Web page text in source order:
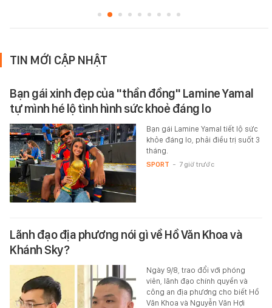
TIN MỚI CẬP NHẬT
Bạn gái xinh đẹp của "thần đồng" Lamine Yamal
tự mình hé lộ tình hình sức khoẻ đáng lo
Bạn gái Lamine Yamal tiết lộ sức
khỏe đáng lo, phải điều trị suốt 3
tháng.
SPORT - 7 giờ trước
Lãnh đạo địa phương nói gì về Hồ Văn Khoa và
Khánh Sky?
Ngày 9/8, trao đổi với phóng
viên, lãnh đạo chính quyền và
công an địa phương cho biết Hồ
Văn Khoa và Nguyễn Văn Hợi